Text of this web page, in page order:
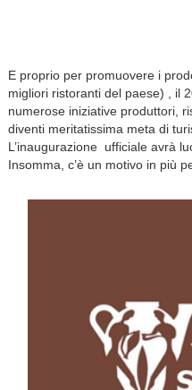
E proprio per promuovere i
migliori ristoranti del paese) , il
numerose iniziative produttori,
diventi meritatissima meta di
L’inaugurazione ufficiale avrà
Insomma, c’è un motivo in più